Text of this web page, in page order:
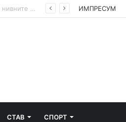
УХМР со најнова прогноза: Најави нестабилно со дожд и грмежи во Куманово, Струмица, Полог и на југот од земјава ИМПРЕСУМ
СТАВ СПОРТ